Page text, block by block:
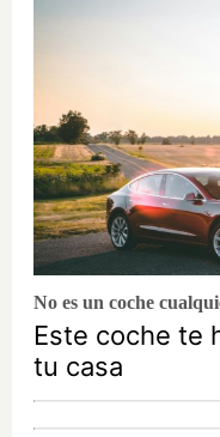
No es un coche
Este coche te
tu casa